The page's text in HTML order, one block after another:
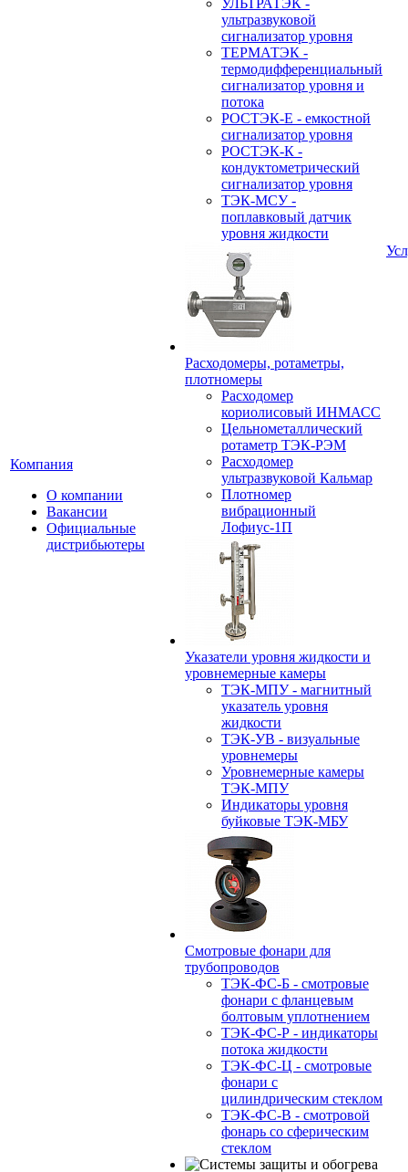
Компания
О компании
Вакансии
Официальные
дистрибьютеры
УЛЬТРАТЭК -
ультразвуковой
сигнализатор уровня
ТЕРМАТЭК -
термодифференциальный
сигнализатор уровня и
потока
РОСТЭК-Е - емкостной
сигнализатор уровня
РОСТЭК-К -
кондуктометрический
сигнализатор уровня
ТЭК-МСУ -
поплавковый датчик
уровня жидкости
Расходомеры, ротаметры,
плотномеры
Расходомер
кориолисовый ИНМАСС
Цельнометаллический
ротаметр ТЭК-РЭМ
Расходомер
ультразвуковой Кальмар
Плотномер
вибрационный
Лофиус-1П
Указатели уровня жидкости и
уровнемерные камеры
ТЭК-МПУ - магнитный
указатель уровня
жидкости
ТЭК-УВ - визуальные
уровнемеры
Уровнемерные камеры
ТЭК-МПУ
Индикаторы уровня
буйковые ТЭК-МБУ
Смотровые фонари для
трубопроводов
ТЭК-ФС-Б - смотровые
фонари с фланцевым
болтовым уплотнением
ТЭК-ФС-Р - индикаторы
потока жидкости
ТЭК-ФС-Ц - смотровые
фонари с
цилиндрическим стеклом
ТЭК-ФС-В - смотровой
фонарь со сферическим
стеклом